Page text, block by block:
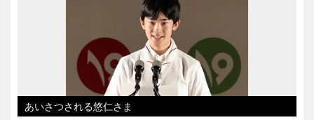
あいさつされる悠仁さま